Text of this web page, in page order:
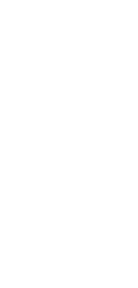
大直營門市／銀行轉
本公司）所提供，讓
店將買賣／分期付款
，商店將以您的個人
蒐集、處理及利用，
及更正。
「AFTEE先享後付」
。
成。
要取消訂單，請聯絡
，需透過AFTEE先享
繫「AFTEE先享後付
support/home
後付」服務完成之交